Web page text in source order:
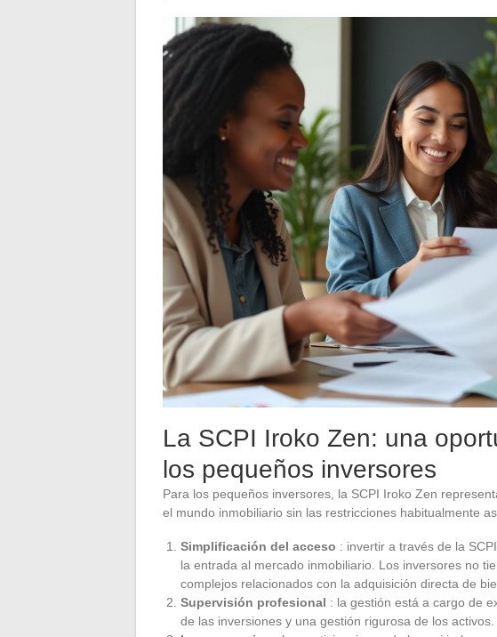
La SCPI Iroko Zen: una
los pequeños inversores
Para los pequeños inversores, la SCPI Iroko Zen
el mundo inmobiliario sin las restricciones habitualmente
Simplificación del acceso : invertir a través de la
la entrada al mercado inmobiliario. Los inversores no
complejos relacionados con la adquisición directa de
Supervisión profesional : la gestión está a cargo de
de las inversiones y una gestión rigurosa de los activos.